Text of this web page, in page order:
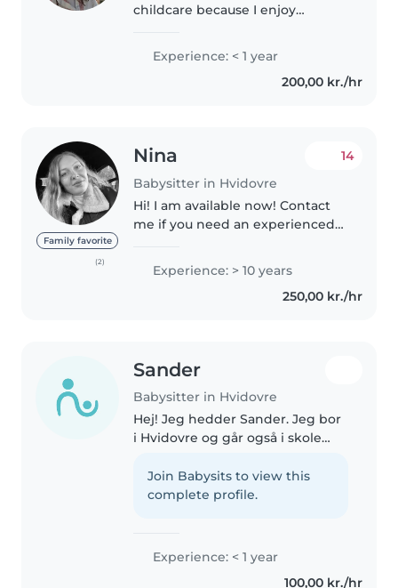
childcare because I enjoy
helping them and learning
together. I would highlight that I
love doing crafts with them,..
Experience: < 1 year
200,00 kr./hr
Family favorite
(2)
Nina
Babysitter in Hvidovre
14
Hi! I am available now! Contact
me if you need an experienced
nu 29. Jeg plejede at passe to
søde unger, på henholdsvis..
Experience: > 10 years
250,00 kr./hr
Sander
Babysitter in Hvidovre
Hej! Jeg hedder Sander. Jeg bor
i Hvidovre og går også i skole
plejehjem et par dage om ugen,
det elsker jeg. Jeg kan vildt godt
Join Babysits to view this
complete profile.
Experience: < 1 year
100,00 kr./hr